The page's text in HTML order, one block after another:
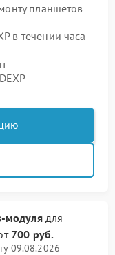
планшетов
в течении часа
модулядля
700 руб.
09.08.2026